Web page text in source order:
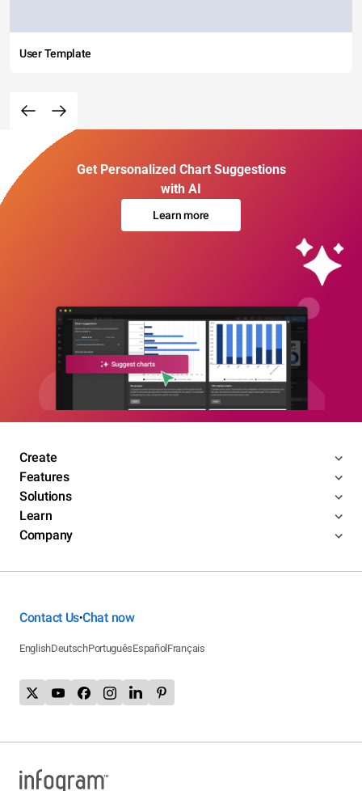
User Template
Get Personalized Chart Suggestions
with AI
Learn more
Create
Features
Solutions
Learn
Company
Contact Us•Chat now
EnglishDeutschPortuguêsEspañol Français